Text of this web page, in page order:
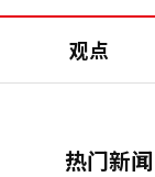
观点
热门新闻